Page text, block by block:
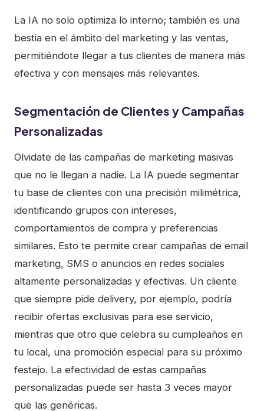
La IA no solo optimiza lo interno; también es una
bestia en el ámbito del marketing y las ventas,
permitiéndote llegar a tus clientes de manera más
efectiva y con mensajes más relevantes.
Segmentación de Clientes y Campañas
Personalizadas
Olvidate de las campañas de marketing masivas
que no le llegan a nadie. La IA puede segmentar
tu base de clientes con una precisión milimétrica,
identificando grupos con intereses,
comportamientos de compra y preferencias
similares. Esto te permite crear campañas de email
marketing, SMS o anuncios en redes sociales
altamente personalizadas y efectivas. Un cliente
que siempre pide delivery, por ejemplo, podría
recibir ofertas exclusivas para ese servicio,
mientras que otro que celebra su cumpleaños en
tu local, una promoción especial para su próximo
festejo. La efectividad de estas campañas
personalizadas puede ser hasta 3 veces mayor
que las genéricas.